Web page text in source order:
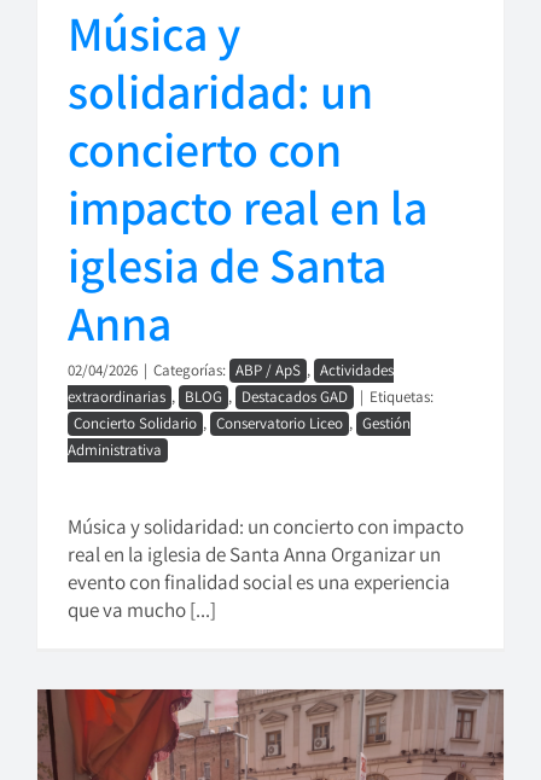
Música y
solidaridad: un
concierto con
impacto real en la
iglesia de Santa
Anna
02/04/2026 | Categorías: ABP / ApS , Actividades
extraordinarias , BLOG , Destacados GAD | Etiquetas:
Concierto Solidario , Conservatorio Liceo , Gestión
Administrativa
Música y solidaridad: un concierto con impacto
real en la iglesia de Santa Anna Organizar un
evento con finalidad social es una experiencia
que va mucho [...]